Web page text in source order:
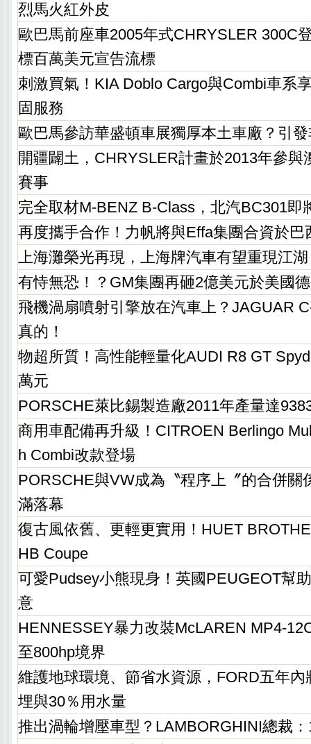
烈馬火紅外皮
歐巴馬前座車2005年式CHRYSLER 300C
標百萬美元宣告流標
刺激買氣！KIA Doblo Cargo與Combi車系
固服務
歐巴馬參訪華盛頓車展獨厚本土車廠？引
開疆闢土，CHRYSLER計畫於2013年參與
賽事
完全取材M-BENZ B-Class，北汽BC301即
再度攜手合作！力帆將與Effa集團合資於巴
上海灘榮光再現，上海牌汽車有望重現江湖
有恃無恐！？GM集團再砸2億美元於美國
飛機渦扇噴射引擎放在汽車上？JAGUAR
真的！
物超所質！高性能輕量化AUDI R8 GT
萬元
PORSCHE萊比錫製造廠2011年產量達
商用車配備再升級！CITROEN Berlingo
h Combi改款登場
PORSCHE與VW成為〝程序上〞的合併關
滿落幕
復古風依舊、更輕更實用！HUET
HB Coupe
可愛Pudsey小熊現身！英國PEUGEOT幫
意
HENNESSEY暴力改裝McLAREN MP4-
至800hp境界
維護地球環境、節省水資源，FORD五年內
埋與30％用水量
推出渦輪增壓車型？LAMBORGHINI總裁